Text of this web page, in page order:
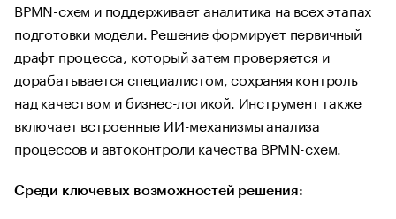
BPMN-схем и поддерживает аналитика на всех этапах
подготовки модели. Решение формирует первичный
драфт процесса, который затем проверяется и
дорабатывается специалистом, сохраняя контроль
над качеством и бизнес-логикой. Инструмент также
включает встроенные ИИ-механизмы анализа
процессов и автоконтроли качества BPMN-схем.
Среди ключевых возможностей решения: